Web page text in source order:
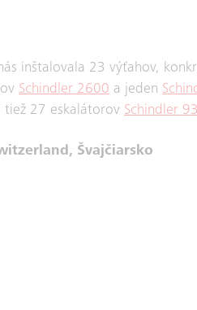
inštalovala 23 výťahov,
Schindler 2600 a jeden
tiež 27 eskalátorov Schindler
Švajčiarsko